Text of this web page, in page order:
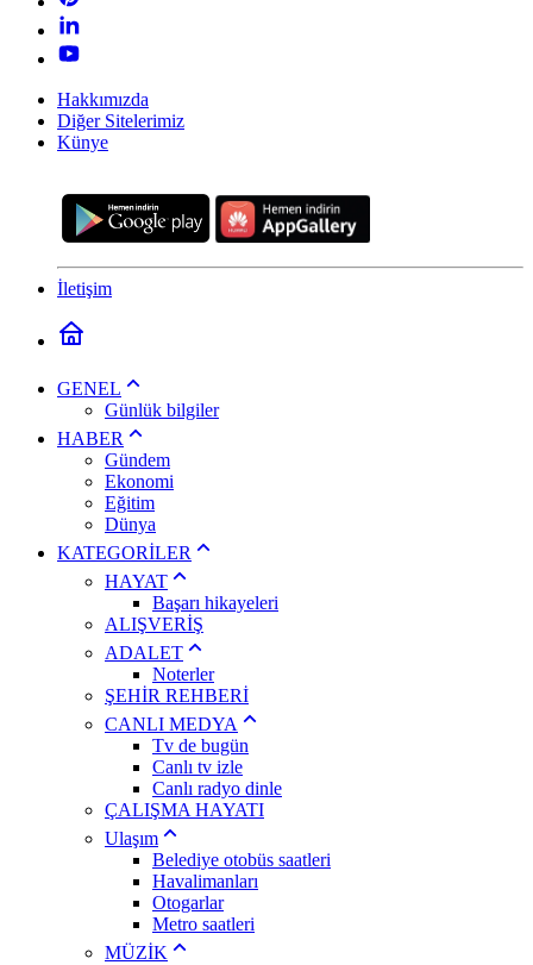
Hakkımızda
Diğer Sitelerimiz
Künye
İletişim
GENEL
Günlük bilgiler
HABER
Gündem
Ekonomi
Eğitim
Dünya
KATEGORİLER
HAYAT
Başarı hikayeleri
ALIŞVERİŞ
ADALET
Noterler
ŞEHİR REHBERİ
CANLI MEDYA
Tv de bugün
Canlı tv izle
Canlı radyo dinle
ÇALIŞMA HAYATI
Ulaşım
Belediye otobüs saatleri
Havalimanları
Otogarlar
Metro saatleri
MÜZİK